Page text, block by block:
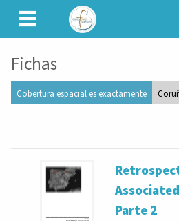
CAMINET
Fichas
Cobertura espacial es exactamente
Parte 2